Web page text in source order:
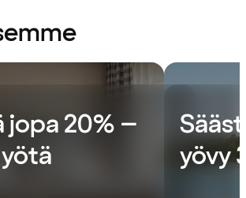
jopa 20% –
yövy